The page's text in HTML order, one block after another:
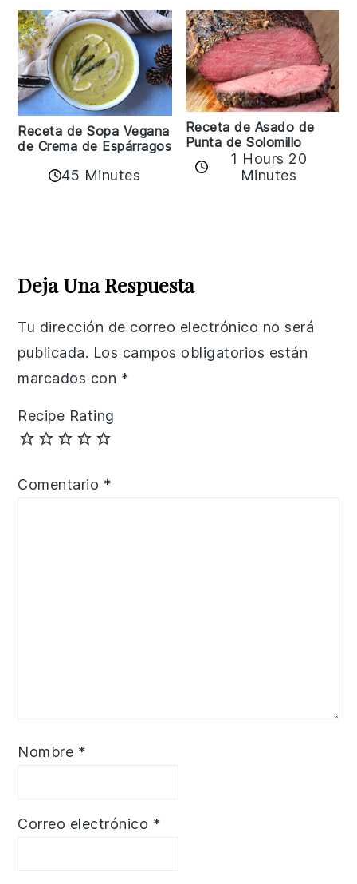
Receta de Sopa Vegana
de Crema de Espárragos
45 Minutes
Receta de Asado de
Punta de Solomillo
1 Hours 20
Minutes
Interactions
Deja Una Respuesta
Tu dirección de correo electrónico no será
publicada. Los campos obligatorios están
marcados con *
Recipe Rating
Comentario *
Nombre *
Correo electrónico *